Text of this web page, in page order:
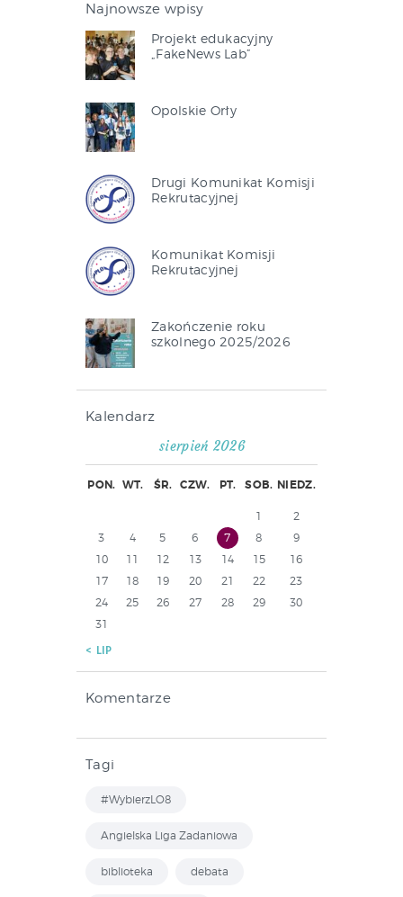
Najnowsze wpisy
Projekt edukacyjny
„FakeNews Lab”
Opolskie Orły
Drugi Komunikat Komisji
Rekrutacyjnej
Komunikat Komisji
Rekrutacyjnej
Zakończenie roku
szkolnego 2025/2026
Kalendarz
sierpień 2026
PON. WT. ŚR. CZW. PT. SOB. NIEDZ.
1
2
3
4 5 6 7 8
9
10
11 12 13 14 15
16
17
18 19 20 21 22
23
24
25 26 27 28 29
30
31
« LIP
Komentarze
Tagi
#WybierzLO8
Angielska Liga Zadaniowa
biblioteka debata